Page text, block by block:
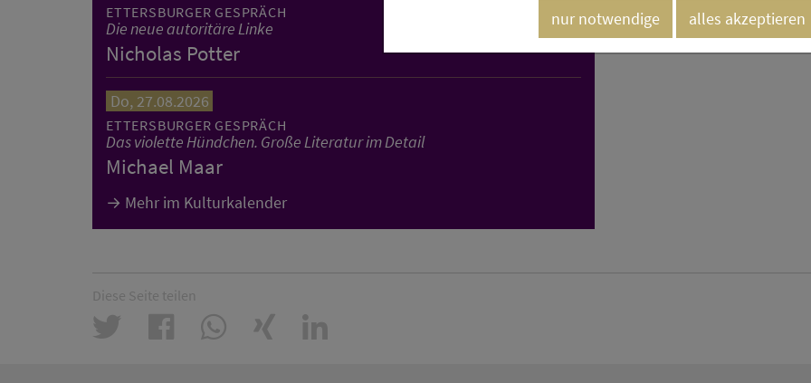
ETTERSBURGER GESPRÄCH
Die neue autoritäre Linke
Nicholas Potter
Do, 27.08.2026
ETTERSBURGER GESPRÄCH
Das violette Hündchen. Große Literatur im Detail
Michael Maar
Mehr im Kulturkalender
Diese Seite teilen
nur notwendige alles akzeptieren